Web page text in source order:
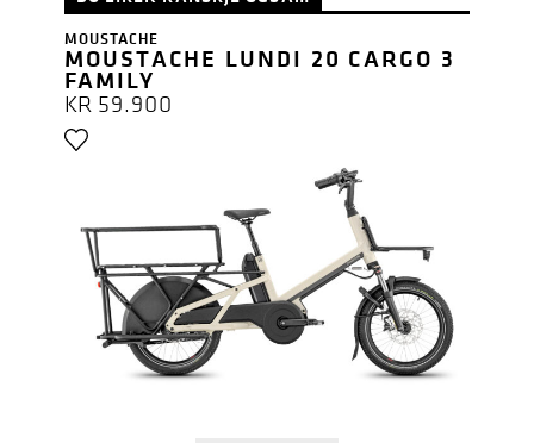
MOUSTACHE
MOUSTACHE LUNDI 20 CARGO 3
FAMILY
KR59.900